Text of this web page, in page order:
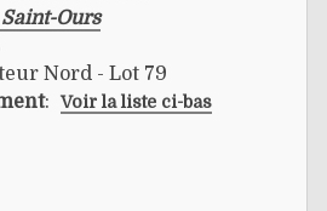
Ours
Nord - Lot 79
: Voir la liste ci-bas